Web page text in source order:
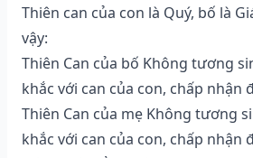
Thiên can của con là Quý, bố là
vậy:
Thiên Can của bố Không tương
khắc với can của con, chấp nhận
Thiên Can của mẹ Không tương
khắc với can của con, chấp nhận